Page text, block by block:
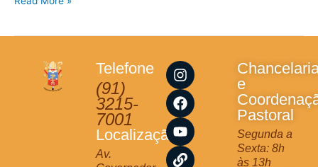
Telefone
(91)
3215-
7001
Localização
Av.
I
n
s
t
a
g
r
F
a
c
e
b
o
o
Y
o
u
t
u
b
e
L
i
n
k
e
Pastoral
Segunda a
Sexta: 8h
às 13h